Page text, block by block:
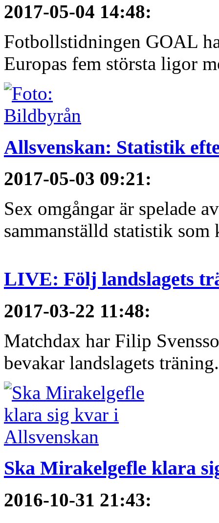
2017-05-04 14:48:
Fotbollstidningen GOAL
Europas fem största ligor
Allsvenskan: Statistik
2017-05-03 09:21:
Sex omgångar är spelade
sammanställd statistik som
LIVE: Följ landslagets
2017-03-22 11:48:
Matchdax har Filip
bevakar landslagets
Ska Mirakelgefle klara
2016-10-31 21:43: